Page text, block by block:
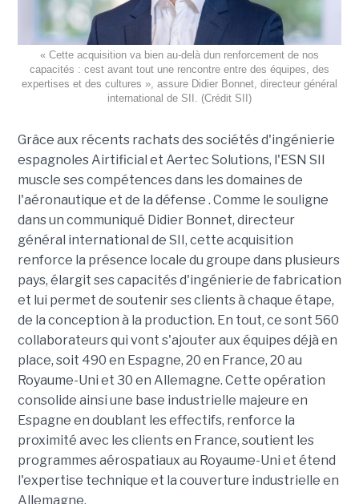
« Cette acquisition va bien au-delà dun renforcement de nos
capacités : cest avant tout une rencontre entre des équipes, des
expertises et des cultures », assure Didier Bonnet, directeur général
international de SII. (Crédit SII)
Grâce aux récents rachats des sociétés d'ingénierie
espagnoles Airtificial et Aertec Solutions, l'ESN SII
muscle ses compétences dans les domaines de
l'aéronautique et de la défense . Comme le souligne
dans un communiqué Didier Bonnet, directeur
général international de SII, cette acquisition
renforce la présence locale du groupe dans plusieurs
pays, élargit ses capacités d'ingénierie de fabrication
et lui permet de soutenir ses clients à chaque étape,
de la conception à la production. En tout, ce sont 560
collaborateurs qui vont s'ajouter aux équipes déjà en
place, soit 490 en Espagne, 20 en France, 20 au
Royaume-Uni et 30 en Allemagne. Cette opération
consolide ainsi une base industrielle majeure en
Espagne en doublant les effectifs, renforce la
proximité avec les clients en France, soutient les
programmes aérospatiaux au Royaume-Uni et étend
l'expertise technique et la couverture industrielle en
Allemagne.